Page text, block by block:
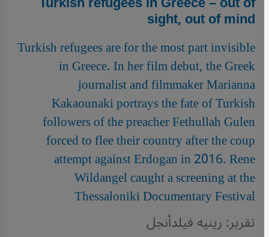
sight, out of mind
Turkish refugees are for the most part invisible
in Greece. In her film debut, the Greek
journalist and filmmaker Marianna
Kakaounaki portrays the fate of Turkish
followers of the preacher Fethullah Gulen
forced to flee their country after the coup
attempt against Erdogan in 2016. Rene
Wildangel caught a screening at the
Thessaloniki Documentary Festival
تقرير: رينيه فيلدأنجل